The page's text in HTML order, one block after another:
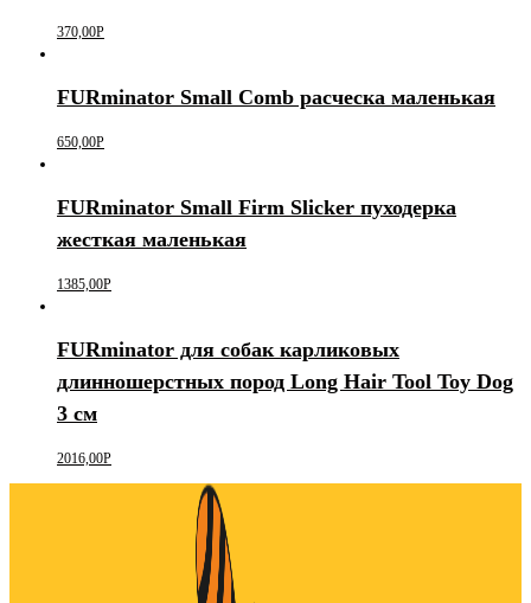
370,00Р
FURminator Small Comb расческа маленькая
650,00Р
FURminator Small Firm Slicker пуходерка
жесткая маленькая
1385,00Р
FURminator для собак карликовых
длинношерстных пород Long Hair Tool Toy Dog
3 см
2016,00Р